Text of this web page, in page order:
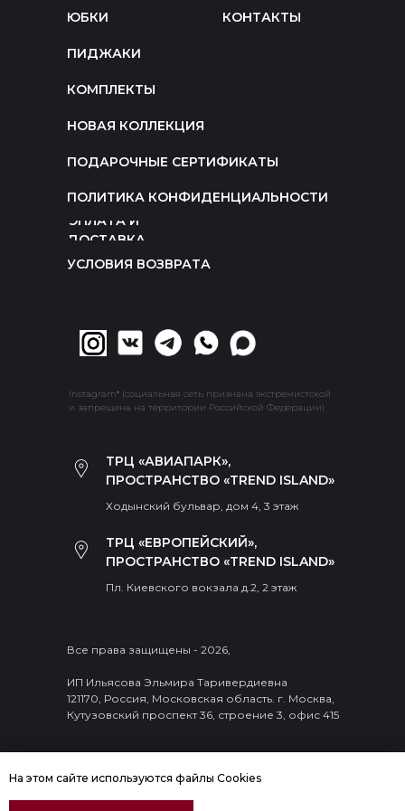
ПОЛИТИКА КОНФИДЕНЦИАЛЬНОСТИ
ОПЛАТА И
ДОСТАВКА
УСЛОВИЯ ВОЗВРАТА
ЮБКИ
ПИДЖАКИ
КОМПЛЕКТЫ
НОВАЯ КОЛЛЕКЦИЯ
ПОДАРОЧНЫЕ СЕРТИФИКАТЫ
КОНТАКТЫ
Все права защищены - 2026,
ИП Ильясова Эльмира Таривердиевна
121170, Россия, Московская область. г. Москва,
Кутузовский проспект 36, строение 3, офис 415
ТРЦ «ЕВРОПЕЙСКИЙ»,
ПРОСТРАНСТВО «TREND ISLAND»
Пл. Киевского вокзала д.2, 2 этаж
Ходынский бульвар, дом 4, 3 этаж
ТРЦ «АВИАПАРК»,
ПРОСТРАНСТВО «TREND ISLAND»
Instagram* (социальная сеть признана экстремистской
и запрещена на территории Российской Федерации)
На этом сайте используются файлы Cookies